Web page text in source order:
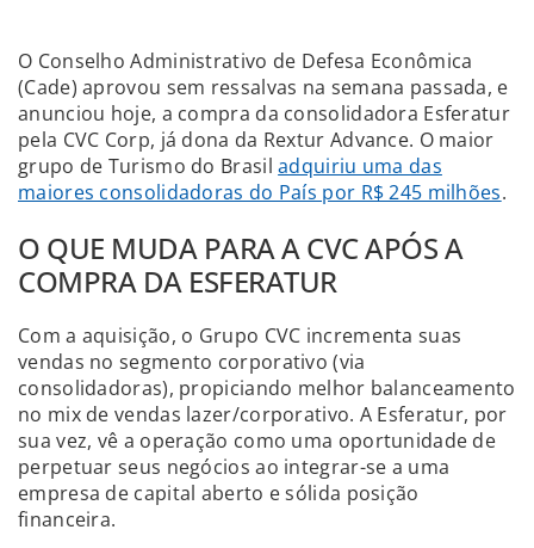
O Conselho Administrativo de Defesa Econômica
(Cade) aprovou sem ressalvas na semana passada, e
anunciou hoje, a compra da consolidadora Esferatur
pela CVC Corp, já dona da Rextur Advance. O maior
grupo de Turismo do Brasiladquiriu uma das
maiores consolidadoras do País por R$ 245 milhões.
O QUE MUDA PARA A CVC APÓS A
COMPRA DA ESFERATUR
Com a aquisição, o Grupo CVC incrementa suas
vendas no segmento corporativo (via
consolidadoras), propiciando melhor balanceamento
no mix de vendas lazer/corporativo. A Esferatur, por
sua vez, vê a operação como uma oportunidade de
perpetuar seus negócios ao integrar-se a uma
empresa de capital aberto e sólida posição
financeira.